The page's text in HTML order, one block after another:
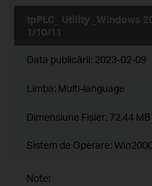
tpPLC_ Utility _Windows
1/10/11
Data publicării: 2023-02-09
Limba: Multi-language
Dimensiune Fişier: 72.44 MB
Sistem de Operare:
Note: